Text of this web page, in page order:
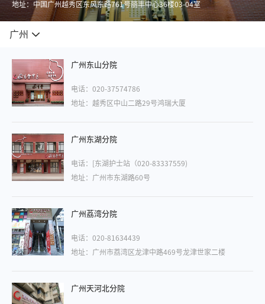
地址：中国广州越秀区东风东路761号丽丰中心36楼03-04室
广州
广州东山分院
电话：020-37574786
地址：越秀区中山二路29号鸿瑞大厦
广州东湖分院
电话：[东湖护士站（020-83337559)
地址：广州市东湖路60号
广州荔湾分院
电话：020-81634439
地址：广州市荔湾区龙津中路469号龙津世家二楼
广州天河北分院